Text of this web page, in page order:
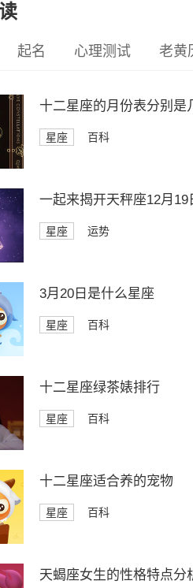
起名 心理测试 老黄
十二星座的月份表分别是
星座 百科
一起来揭开天秤座12月
星座 运势
3月20日是什么星座
星座 百科
十二星座绿茶婊排行
星座 百科
十二星座适合养的宠物
星座 百科
天蝎座女生的性格特点分